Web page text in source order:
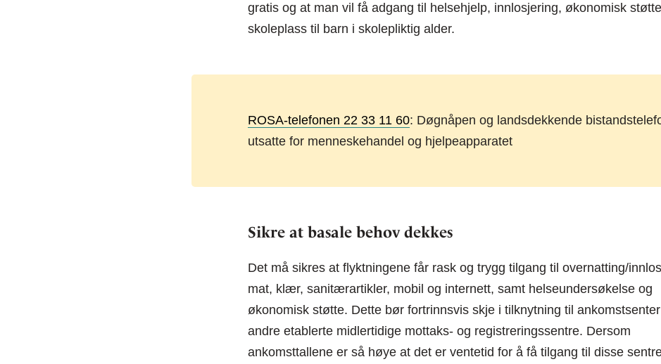
gratis og at man vil få adgang til helsehjelp, innlosjering, økonomisk
skoleplass til barn i skolepliktig alder.
ROSA-telefonen 22 33 11 60: Døgnåpen og landsdekkende
utsatte for menneskehandel og hjelpeapparatet
Sikre at basale behov dekkes
Det må sikres at flyktningene får rask og trygg tilgang til overnatting/
mat, klær, sanitærartikler, mobil og internett, samt helseundersøkelse og
økonomisk støtte. Dette bør fortrinnsvis skje i tilknytning til
andre etablerte midlertidige mottaks- og registreringssentre. Dersom
ankomsttallene er så høye at det er ventetid for å få tilgang til disse